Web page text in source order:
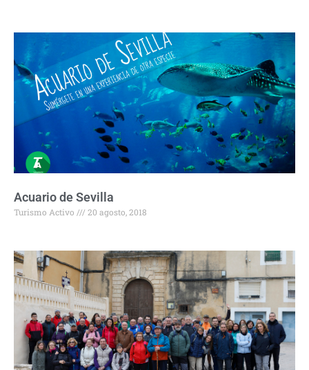
Acuario de Sevilla
Turismo Activo 20 agosto, 2018